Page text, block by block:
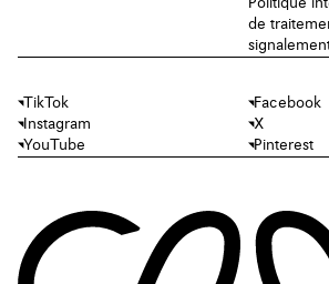
de
TikTok
Facebook
Instagram
X
YouTube
Pinterest